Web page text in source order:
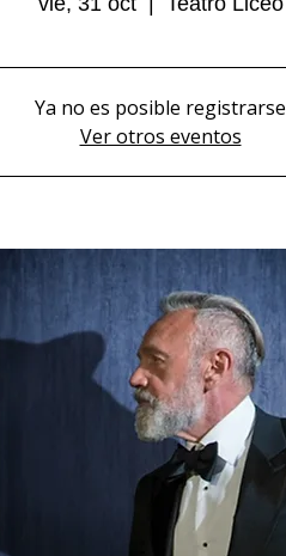
Ya no es posible registrarse
Ver otros eventos